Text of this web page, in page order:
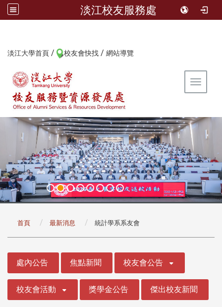
淡江校友服務處
淡江大學首頁 / 校友會快找 / 網站導覽
Toggle
首頁 最新消息 統計學系系友會
處內公告 焦點新聞 校友會公告
校友會活動 獎學金公告 傑出校友新聞